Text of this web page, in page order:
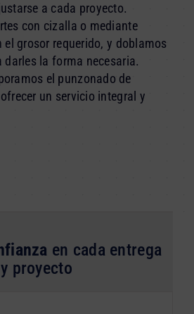
a cada proyecto.
con cizalla o mediante
el grosor requerido, y doblamos
darles la forma necesaria.
el punzonado de
un servicio integral y
en cada entrega
y proyecto